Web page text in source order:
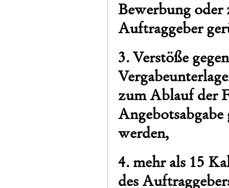
Bewerbung oder
Auftraggeber
3. Verstöße
zum Ablauf der
werden,
4. mehr als 15
des